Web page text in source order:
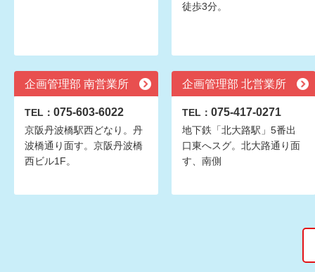
徒歩3分。
企画管理部 南営業所
TEL： 075-603-6022
京阪丹波橋駅西どなり。丹
波橋通り面す。京阪丹波橋
西ビル1F。
企画管理部 北営業所
TEL： 075-417-0271
地下鉄「北大路駅」5番出
口東へスグ。北大路通り面
す、南側